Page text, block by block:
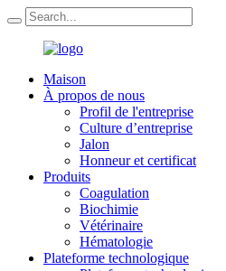
Maison
À propos de nous
Profil de l'entreprise
Culture d’entreprise
Jalon
Honneur et certificat
Produits
Coagulation
Biochimie
Vétérinaire
Hématologie
Plateforme technologique